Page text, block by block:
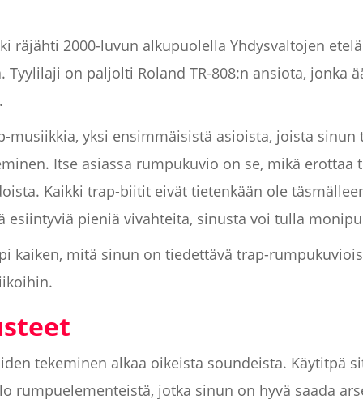
räjähti 2000-luvun alkupuolella Yhdysvaltojen
on paljolti Roland TR-808:n ansiota, jonka
musiikkia, yksi ensimmäisistä asioista, joista sinun
Itse asiassa rumpukuvio on se, mikä
Kaikki trap-biitit eivät tietenkään ole
esiintyviä pieniä vivahteita, sinusta voi tulla
kaiken, mitä sinun on tiedettävä trap-
tekeminen alkaa oikeista soundeista. Käytitpä
rumpuelementeistä, jotka sinun on hyvä saada